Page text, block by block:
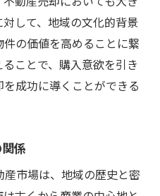
ント
与える影響
の影響
価値
性と不動産価値
して、地域の文化的背景
の価値を高めることに繋
ことで、購入意欲を引き
成功に導くことができる
係
市場は、地域の歴史と密